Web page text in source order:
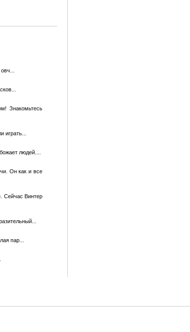
Знакомьтесь
людей....
Он как и все
Сейчас Винтер
пар...